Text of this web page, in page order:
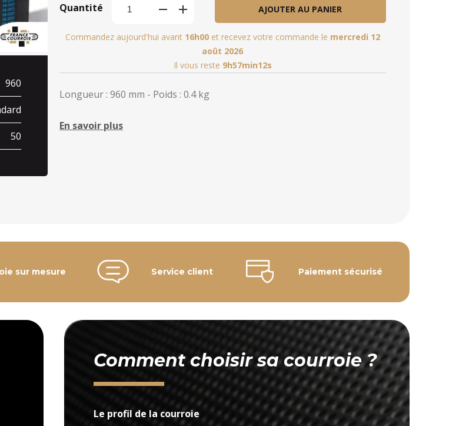
960
50
Quantité AJOUTER AU PANIER
Commandez aujourd'hui avant 16h00et recevez votre commande le mercredi 12
août 2026
Il vous reste 9h57min10s
Longueur : 960 mm - Poids : 0.4 kg
En savoir plus
sur mesure Service client Paiement sécurisé
Comment choisir sa courroie ?
Le profil de la courroie